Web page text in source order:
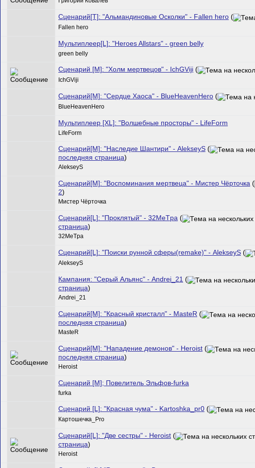
Сценарий[T]: "Альмандиновые Осколки" - Fallen hero (
Fallen hero
Мультиплеер[L]: "Heroes Allstars" - green belly
green belly
Сценарий [M]: "Холм мертвецов" - IchGViji (
IchGViji
Сценарий[M]: "Сердце Хаоса" - BlueHeavenHero (
BlueHeavenHero
Мультиплеер [XL]: "Волшебные просторы" - LifeForm
LifeForm
Сценарий[M]: "Наследие Шантири" - AlekseyS (
последняя страница)
AlekseyS
Сценарий[M]: "Воспоминания мертвеца" - Мистер Чёрточка (
2)
Мистер Чёрточка
Сценарий[L]: "Проклятый" - 32MeTpa (
страница)
32MeTpa
Сценарий[L]: "Поиски рунной сферы(remake)" - AlekseyS (
AlekseyS
Кампания: "Серый Альянс" - Andrei_21 (
страница)
Andrei_21
Сценарий[M]: "Красный кристалл" - MasteR (
последняя страница)
MasteR
Сценарий[M]: "Нападение демонов" - Heroist (
последняя страница)
Heroist
Сценарий [M]; Повелитель Эльфов-furka
furka
Сценарий [L]: "Красная чума" - Kartoshka_pr0 (
Картошечка_Pro
Сценарий[L]: "Две сестры" - Heroist (
страница)
Heroist